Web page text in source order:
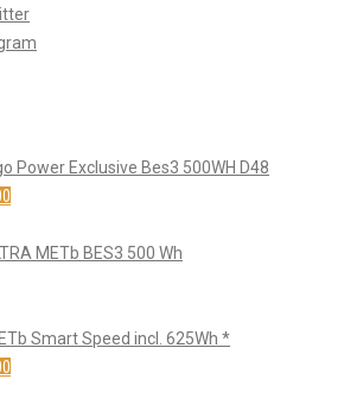
Power Exclusive Bes3 500WH D48
is:
METb BES3 500 Wh
Smart Speed incl. 625Wh *